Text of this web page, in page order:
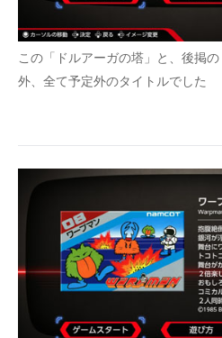
この「ドルアーガの塔」と、後掲
外、全て予定外のタイトルでした